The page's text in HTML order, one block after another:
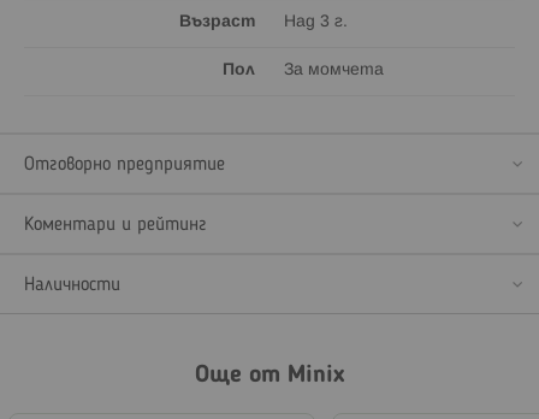
Възраст Над 3 г.
Пол За момчета
Отговорно предприятие
Коментари и рейтинг
Наличности
Още от Minix